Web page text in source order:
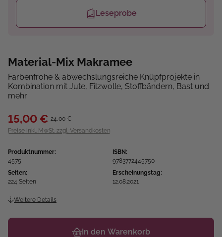
Leseprobe
Material-Mix Makramee
Farbenfrohe & abwechslungsreiche Knüpfprojekte in
Kombination mit Jute, Filzwolle, Stoffbändern, Bast und
mehr
15,00 € 24,00 €
Preise inkl. MwSt. zzgl. Versandkosten
Produktnummer:
4575
ISBN:
9783772445750
Seiten:
224 Seiten
Erscheinungstag:
12.08.2021
Weitere Details
In den Warenkorb